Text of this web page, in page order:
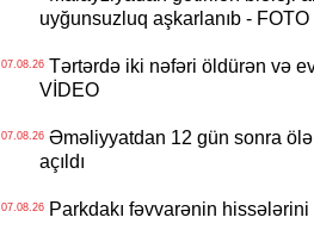
uyğunsuzluq aşkarlanıb - FOTO
07.08.26Tərtərdə iki nəfəri öldürən və
VİDEO
07.08.26Əməliyyatdan 12 gün sonra
açıldı
07.08.26Parkdakı fəvvarənin hissələrini